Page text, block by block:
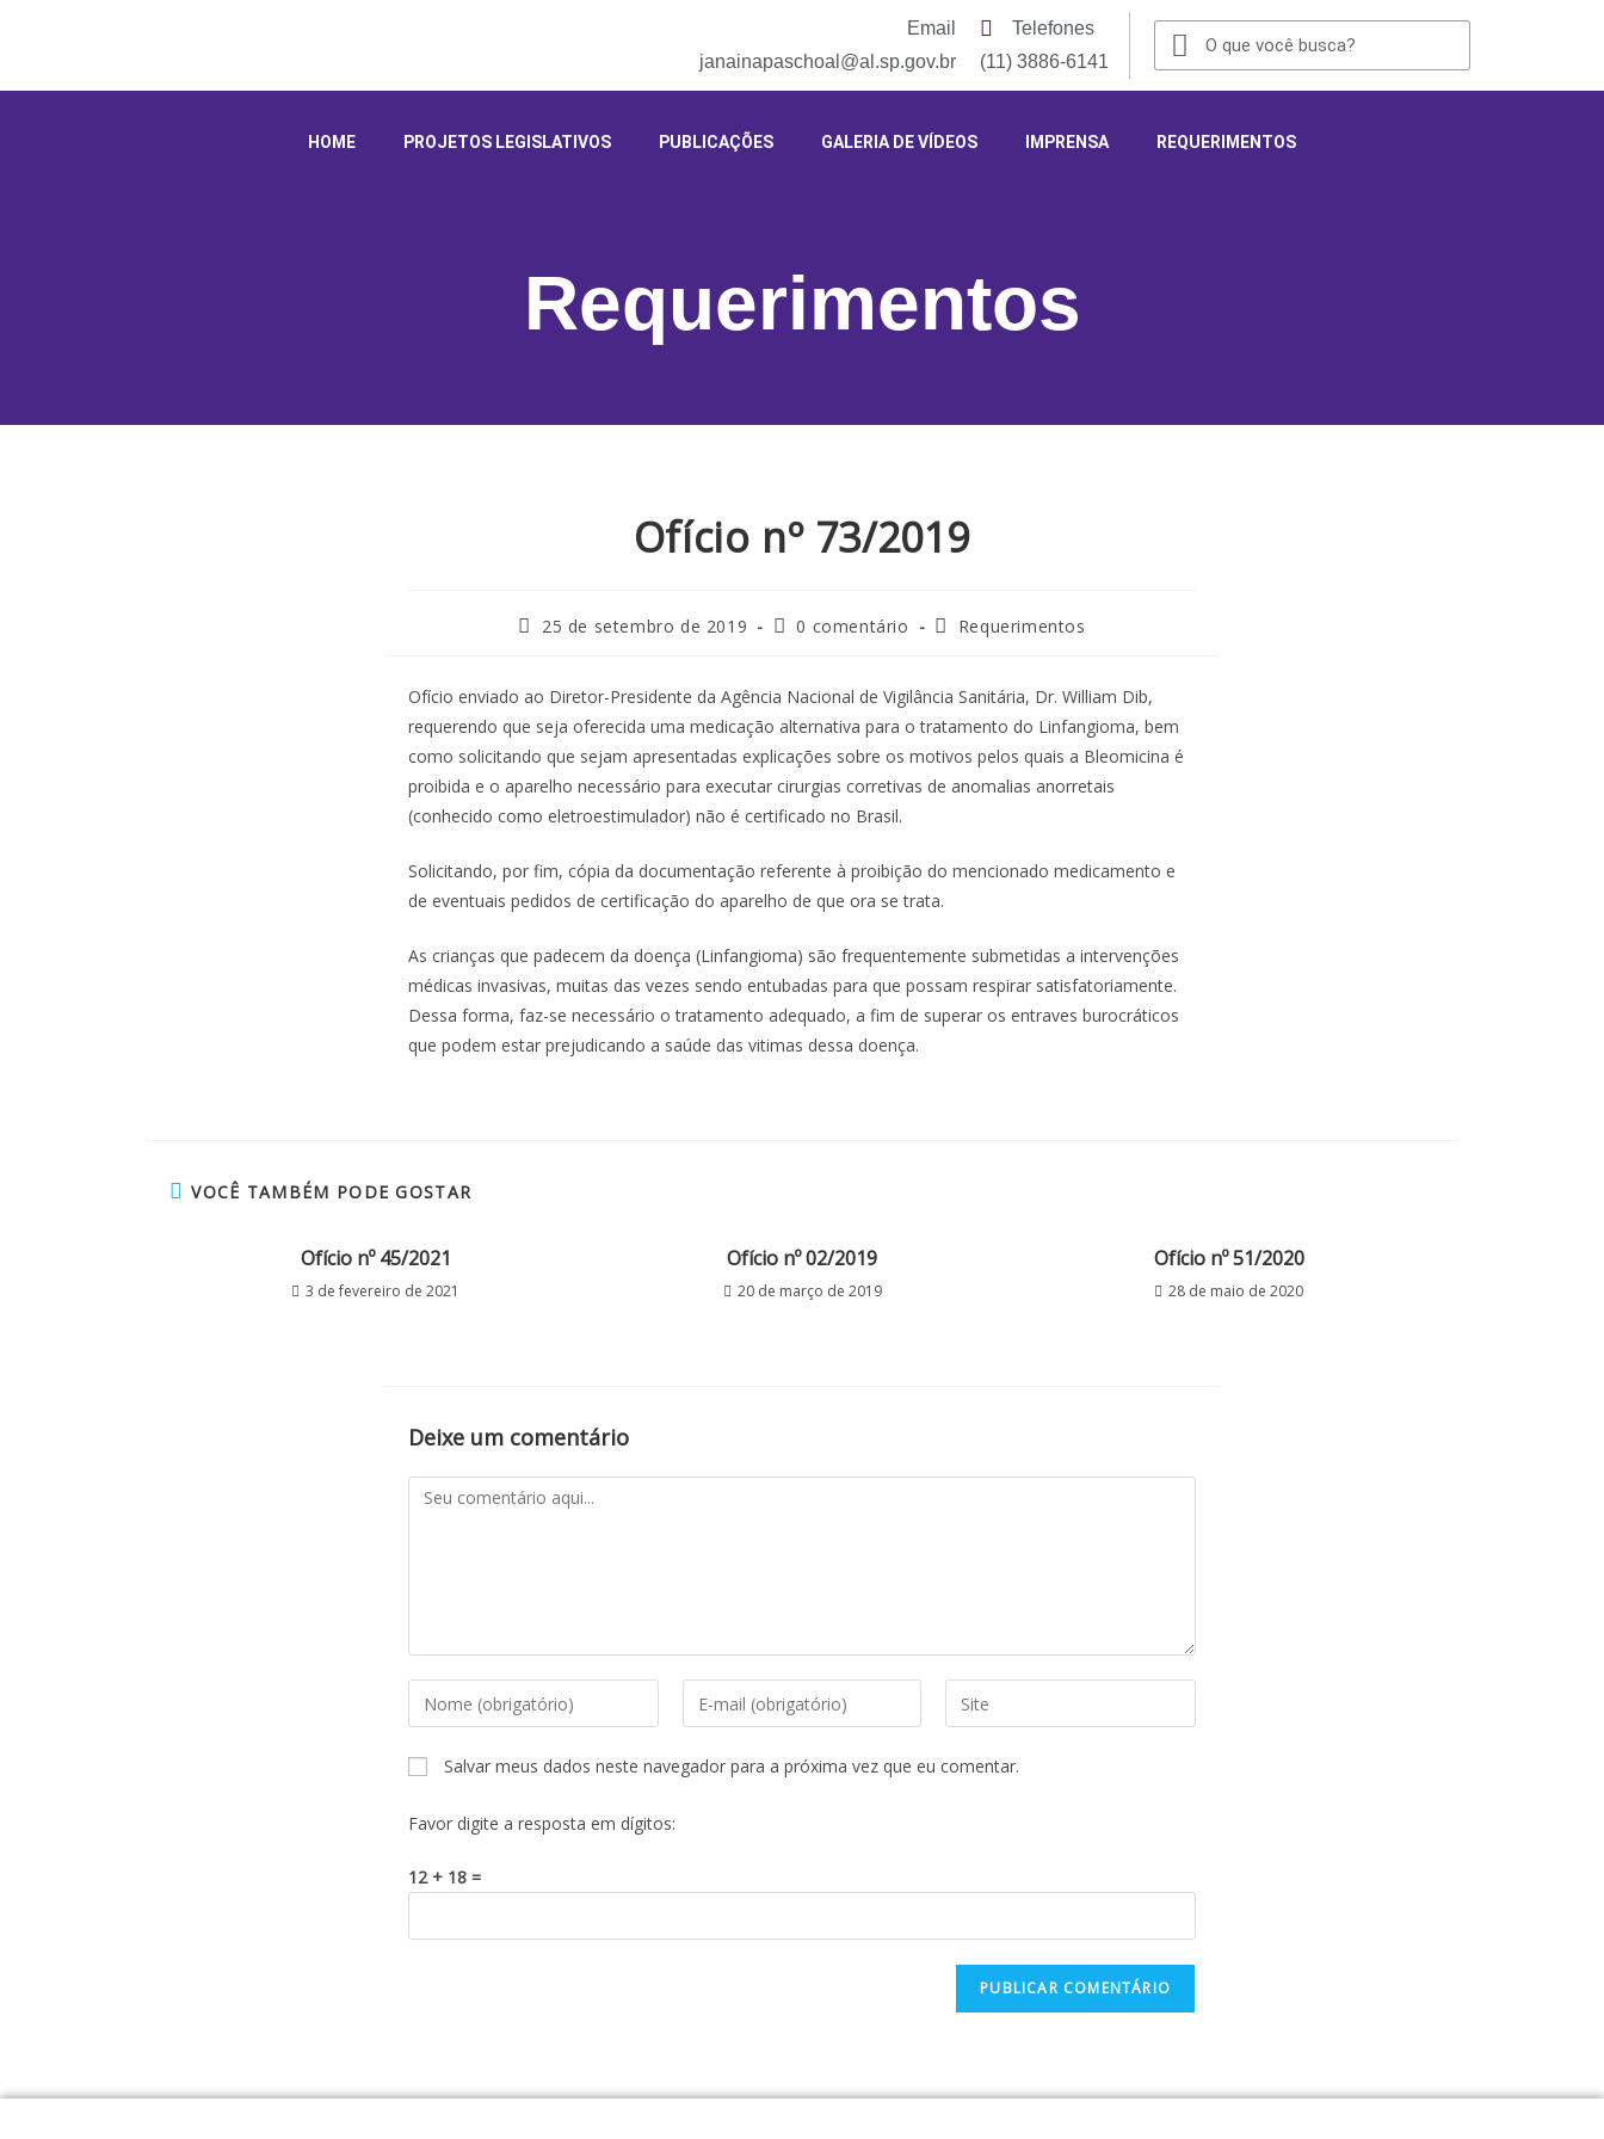
Email
janainapaschoal@al.sp.gov.br
Telefones
(11) 3886-6141
HOME PROJETOS LEGISLATIVOS PUBLICAÇÕES GALERIA DE VÍDEOS IMPRENSA REQUERIMENTOS
Requerimentos
Ofício nº 73/2019
25 de setembro de 2019 0 comentário Requerimentos
Ofício enviado ao Diretor-Presidente da Agência Nacional de Vigilância Sanitária, Dr. William Dib,
requerendo que seja oferecida uma medicação alternativa para o tratamento do Linfangioma, bem
como solicitando que sejam apresentadas explicações sobre os motivos pelos quais a Bleomicina é
proibida e o aparelho necessário para executar cirurgias corretivas de anomalias anorretais
(conhecido como eletroestimulador) não é certificado no Brasil.
Solicitando, por fim, cópia da documentação referente à proibição do mencionado medicamento e
de eventuais pedidos de certificação do aparelho de que ora se trata.
As crianças que padecem da doença (Linfangioma) são frequentemente submetidas a intervenções
médicas invasivas, muitas das vezes sendo entubadas para que possam respirar satisfatoriamente.
Dessa forma, faz-se necessário o tratamento adequado, a fim de superar os entraves burocráticos
que podem estar prejudicando a saúde das vitimas dessa doença.
VOCÊ TAMBÉM PODE GOSTAR
Ofício nº 45/2021
3 de fevereiro de 2021
Ofício nº 02/2019
20 de março de 2019
Ofício nº 51/2020
28 de maio de 2020
Deixe um comentário
Salvar meus dados neste navegador para a próxima vez que eu comentar.
Favor digite a resposta em dígitos:
12 + 18 =